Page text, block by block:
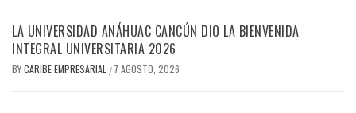
LA UNIVERSIDAD ANÁHUAC CANCÚN DIO LA BIENVENIDA
INTEGRAL UNIVERSITARIA 2026
BYCARIBE EMPRESARIAL / 7 AGOSTO, 2026